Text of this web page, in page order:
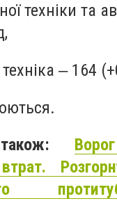
техніки та
‒ 164